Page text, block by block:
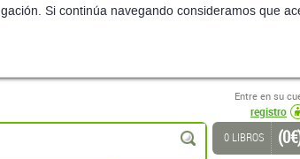
Si continúa navegando consideramos que
Entre en su
registro
buscar
0 LIBROS (0